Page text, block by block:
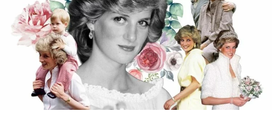
Secondo le indiscrezioni rilanciate anche daIl
Messaggero, sul web sarebbero riemerse
vecchie fotografie di Megan Ria e Franceska
Nuredini accompagnate da didascalie molto
affettuose, con espressioni come «quanto ti
amo», «mio amore» e «amore mio».